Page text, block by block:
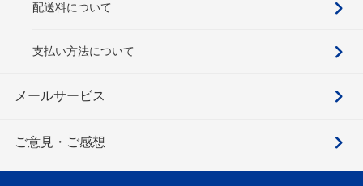
配送料について
支払い方法について
メールサービス
ご意見・ご感想